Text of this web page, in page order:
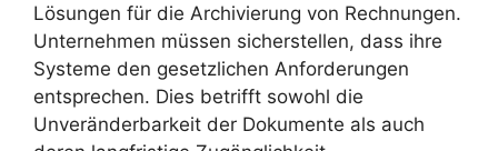
Lösungen für die Archivierung von Rechnungen.
Unternehmen müssen sicherstellen, dass ihre
Systeme den gesetzlichen Anforderungen
entsprechen. Dies betrifft sowohl die
Unveränderbarkeit der Dokumente als auch